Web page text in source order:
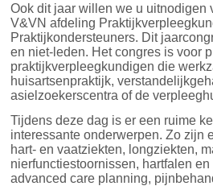
Ook dit jaar willen we u uitnodigen
V&VN afdeling
Praktijkondersteuners. Dit
en niet-leden. Het congres is voor
praktijkverpleegkundigen die
huisartsenpraktijk,
asielzoekerscentra of de
Tijdens deze dag is er een ruime
interessante onderwerpen. Zo zijn
hart- en vaatziekten, longziekten,
nierfunctiestoornissen, hartfalen
advanced care planning,